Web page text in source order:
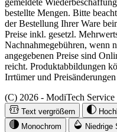
gemeldete
bestellte Mengen. Bitte
der Bestellung Ihrer Ware
Preise inkl. gesetzl.
Nachnahmegebühren, wenn
angegebenen Preise sind
reicht. Produktabbildungen
Irrtümer und
(C) 2026 - ModiTech
Text vergrößern
Monochrom
Niedrige